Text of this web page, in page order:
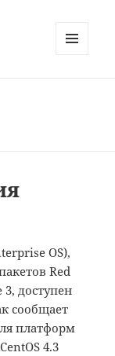
OS),
Red
доступен
сообщает
платформ
4.3